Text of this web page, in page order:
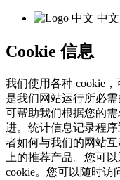
中文
Cookie 信息
我们使用各种 cookie
是我们网站运行所必
可帮助我们根据您的
进。统计信息记录程
者如何与我们的网站
上的推荐产品。您可
cookie。您可以随时访